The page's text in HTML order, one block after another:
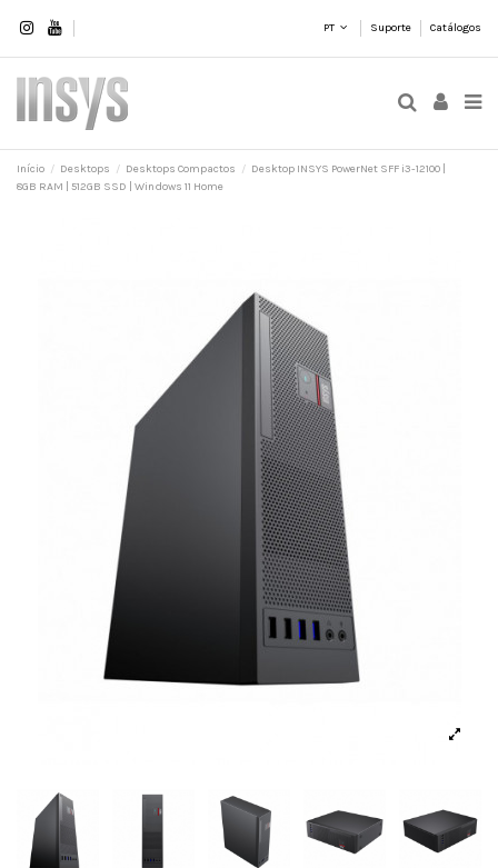
PT Suporte Catálogos
Início Desktops Desktops Compactos
Desktop INSYS PowerNet SFF i3-12100 |
8GB RAM | 512GB SSD | Windows 11 Home